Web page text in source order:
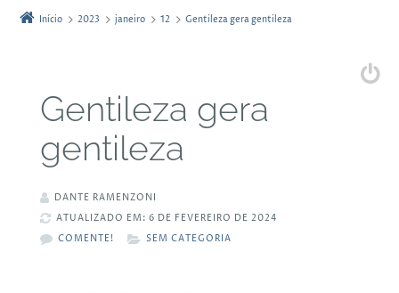
Início 2023 janeiro 12 Gentileza gera gentileza
Gentileza gera
gentileza
DANTE RAMENZONI
ATUALIZADO EM: 6 DE FEVEREIRO DE 2024
COMENTE!
SEM CATEGORIA